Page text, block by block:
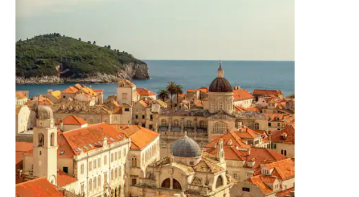
nach oben und unten oder erkunde die Ergebnisse durch Berühren oder Wischgesten.